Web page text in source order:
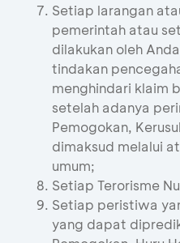
Setiap larangan
pemerintah atau
dilakukan oleh
tindakan
menghindari klaim
setelah adanya
Pemogokan,
dimaksud melalui
umum;
Setiap Terorisme
Setiap peristiwa
yang dapat